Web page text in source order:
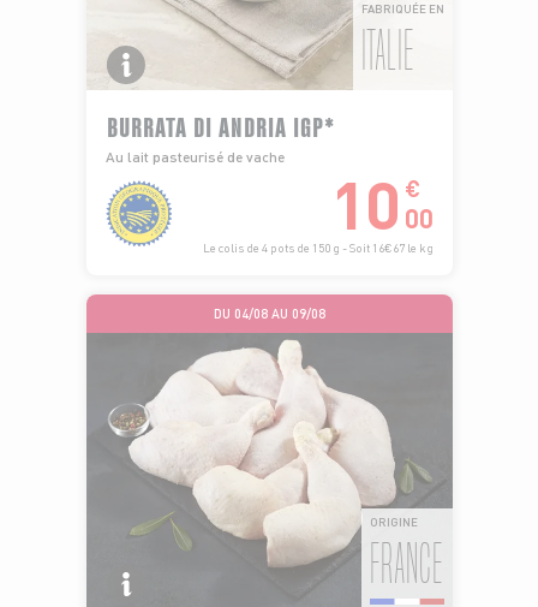
FABRIQUÉE EN
ITALIE
BURRATA DI ANDRIA IGP*
Au lait pasteurisé de vache
10 €
00
Le colis de 4 pots de 150 g - Soit 16€67 le kg
DU 04/08 AU 09/08
ORIGINE
FRANCE